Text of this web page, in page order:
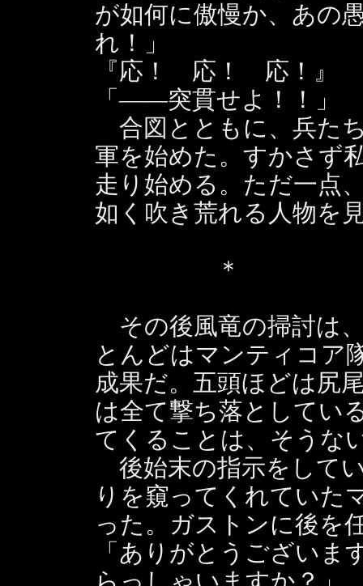
が如何に傲慢か、あの
れ！」
『応！ 応！ 応！』
「――突貫せよ！！」
合図とともに、兵た
軍を始めた。すかさず
走り始める。ただ一点
如く吹き荒れる人物を
＊
その後風竜の掃討は
とんどはマンティコア
成果だ。五頭ほどは尻
は全て撃ち落としてい
てくることは、そうな
後始末の指示をして
りを窺ってくれていた
った。ガストンに後を
「ありがとうございま